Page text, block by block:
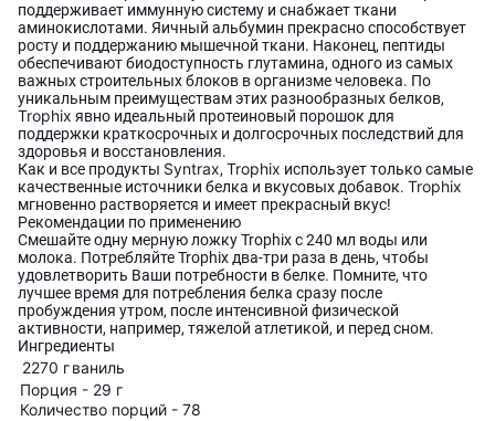
поддерживает иммунную систему и снабжает ткани
аминокислотами. Яичный альбумин прекрасно способствует
росту и поддержанию мышечной ткани. Наконец, пептиды
обеспечивают биодоступность глутамина, одного из самых
важных строительных блоков в организме человека. По
уникальным преимуществам этих разнообразных белков,
Trophix явно идеальный протеиновый порошок для
поддержки краткосрочных и долгосрочных последствий для
здоровья и восстановления.
Как и все продукты Syntrax, Trophix использует только самые
качественные источники белка и вкусовых добавок. Trophix
мгновенно растворяется и имеет прекрасный вкус!
Рекомендации по применению
Смешайте одну мерную ложку Trophix с 240 мл воды или
молока. Потребляйте Trophix два-три раза в день, чтобы
удовлетворить Ваши потребности в белке. Помните, что
лучшее время для потребления белка сразу после
пробуждения утром, после интенсивной физической
активности, например, тяжелой атлетикой, и перед сном.
Ингредиенты
2270 гваниль
Порция - 29 г
Количество порций - 78